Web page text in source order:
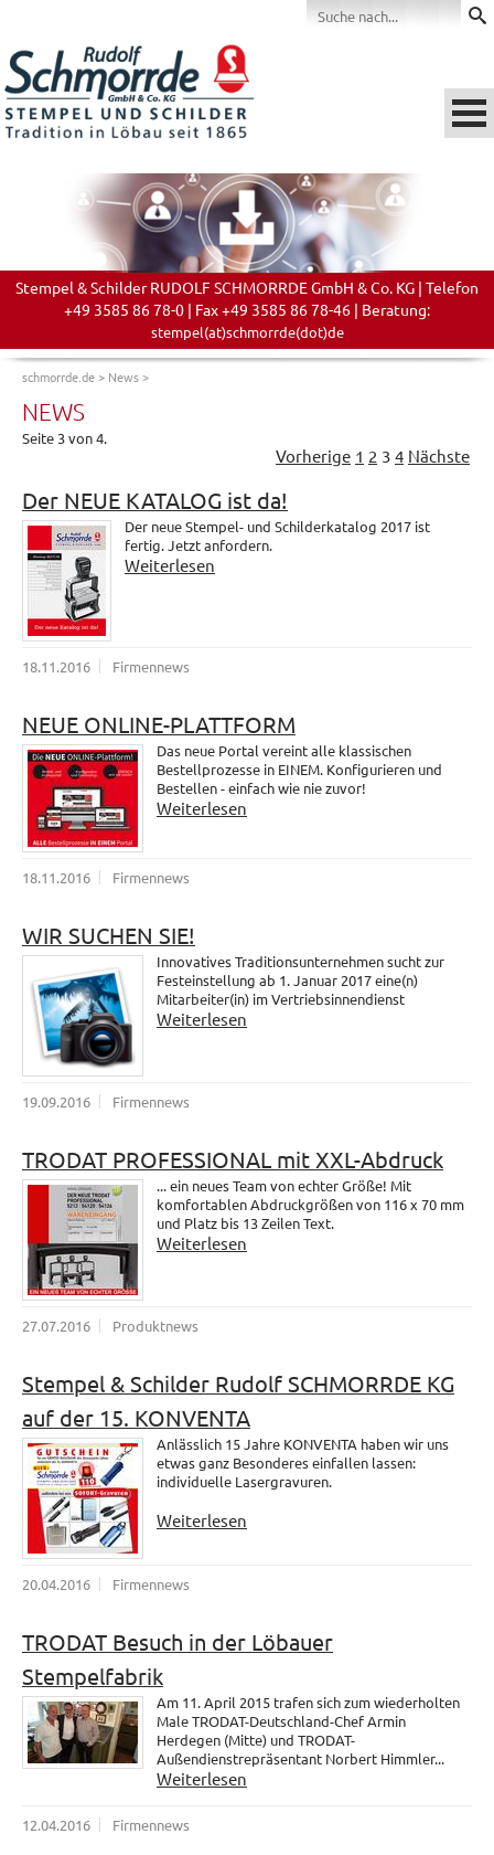
Stempel & Schilder RUDOLF SCHMORRDE GmbH & Co. KG | Telefon
+49 3585 86 78-0 | Fax +49 3585 86 78-46 | Beratung:
stempel(at)schmorrde(dot)de
schmorrde.de> News>
NEWS
Seite 3 von 4.
Vorherige 1 2 3 4 Nächste
Der NEUE KATALOG ist da!
Der neue Stempel- und Schilderkatalog 2017 ist
fertig. Jetzt anfordern.
Weiterlesen
18.11.2016 Firmennews
NEUE ONLINE-PLATTFORM
Das neue Portal vereint alle klassischen
Bestellprozesse in EINEM. Konfigurieren und
Bestellen - einfach wie nie zuvor!
Weiterlesen
18.11.2016 Firmennews
WIR SUCHEN SIE!
Innovatives Traditionsunternehmen sucht zur
Festeinstellung ab 1. Januar 2017 eine(n)
Mitarbeiter(in) im Vertriebsinnendienst
Weiterlesen
19.09.2016 Firmennews
TRODAT PROFESSIONAL mit XXL-Abdruck
... ein neues Team von echter Größe! Mit
komfortablen Abdruckgrößen von 116 x 70 mm
und Platz bis 13 Zeilen Text.
Weiterlesen
27.07.2016 Produktnews
Stempel & Schilder Rudolf SCHMORRDE KG
auf der 15. KONVENTA
Anlässlich 15 Jahre KONVENTA haben wir uns
etwas ganz Besonderes einfallen lassen:
individuelle Lasergravuren.
Weiterlesen
20.04.2016 Firmennews
TRODAT Besuch in der Löbauer
Stempelfabrik
Am 11. April 2015 trafen sich zum wiederholten
Male TRODAT-Deutschland-Chef Armin
Herdegen (Mitte) und TRODAT-
Außendienstrepräsentant Norbert Himmler...
Weiterlesen
12.04.2016 Firmennews